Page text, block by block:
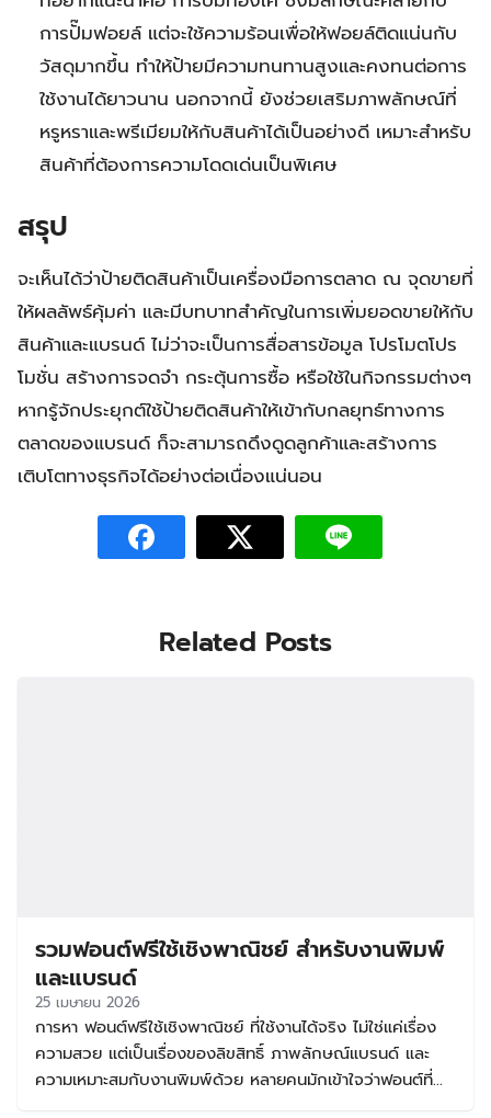
การปั๊มฟอยล์ แต่จะใช้ความร้อนเพื่อให้ฟอยล์ติดแน่นกับ
วัสดุมากขึ้น ทำให้ป้ายมีความทนทานสูงและคงทนต่อการ
ใช้งานได้ยาวนาน นอกจากนี้ ยังช่วยเสริมภาพลักษณ์ที่
หรูหราและพรีเมียมให้กับสินค้าได้เป็นอย่างดี เหมาะสำหรับ
สินค้าที่ต้องการความโดดเด่นเป็นพิเศษ
สรุป
จะเห็นได้ว่าป้ายติดสินค้าเป็นเครื่องมือการตลาด ณ จุดขายที่
ให้ผลลัพธ์คุ้มค่า และมีบทบาทสำคัญในการเพิ่มยอดขายให้กับ
สินค้าและแบรนด์ ไม่ว่าจะเป็นการสื่อสารข้อมูล โปรโมตโปร
โมชั่น สร้างการจดจำ กระตุ้นการซื้อ หรือใช้ในกิจกรรมต่างๆ
หากรู้จักประยุกต์ใช้ป้ายติดสินค้าให้เข้ากับกลยุทธ์ทางการ
ตลาดของแบรนด์ ก็จะสามารถดึงดูดลูกค้าและสร้างการ
เติบโตทางธุรกิจได้อย่างต่อเนื่องแน่นอน
Related Posts
รวมฟอนต์ฟรีใช้เชิงพาณิชย์ สำหรับงานพิมพ์
และแบรนด์
25 เมษายน 2026
การหา ฟอนต์ฟรีใช้เชิงพาณิชย์ ที่ใช้งานได้จริง ไม่ใช่แค่เรื่อง
ความสวย แต่เป็นเรื่องของลิขสิทธิ์ ภาพลักษณ์แบรนด์ และ
ความเหมาะสมกับงานพิมพ์ด้วย หลายคนมักเข้าใจว่าฟอนต์ที่